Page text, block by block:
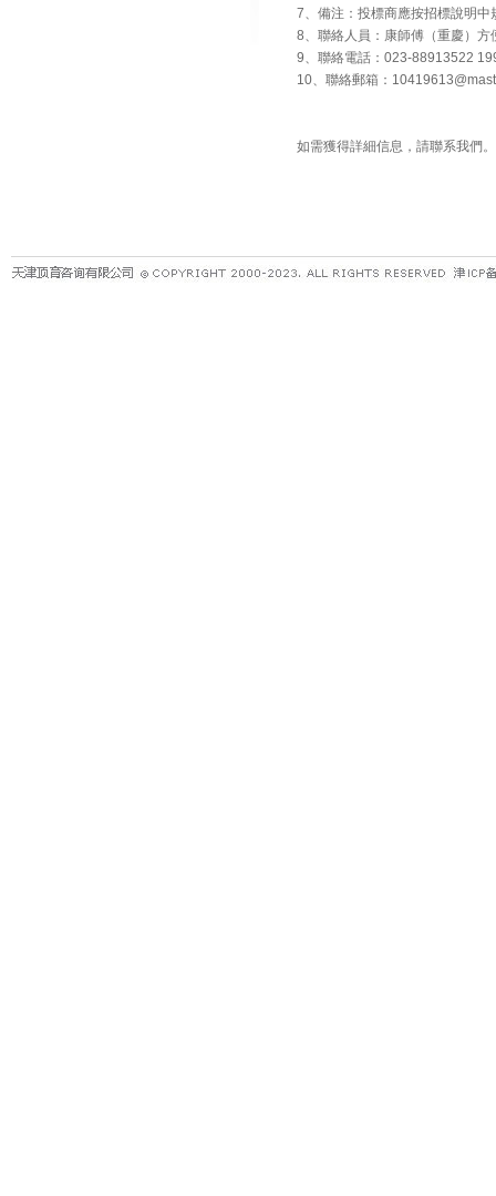
7、備注：投標商應按招標說明
8、聯絡人員：康師傅（重慶）
9、聯絡電話：023-88913522
10、聯絡郵箱：
如需獲得詳細信息，請聯系我們。